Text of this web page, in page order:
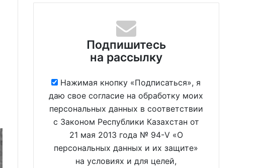
Подпишитесь
на рассылку
Нажимая кнопку «Подписаться», я
даю свое согласие на обработку моих
персональных данных в соответствии
с Законом Республики Казахстан от
21 мая 2013 года № 94-V «О
персональных данных и их защите»
на условиях и для целей,